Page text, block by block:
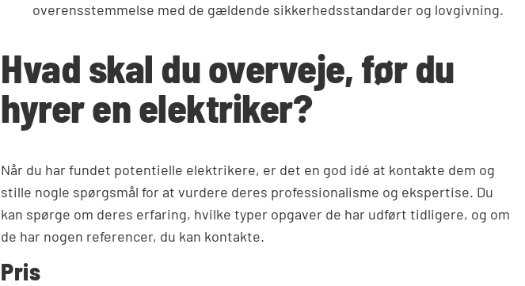
overensstemmelse med de gældende sikkerhedsstandarder og lovgivning.
Hvad skal du overveje, før du
hyrer en elektriker?
Når du har fundet potentielle elektrikere, er det en god idé at kontakte dem og
stille nogle spørgsmål for at vurdere deres professionalisme og ekspertise. Du
kan spørge om deres erfaring, hvilke typer opgaver de har udført tidligere, og om
de har nogen referencer, du kan kontakte.
Pris